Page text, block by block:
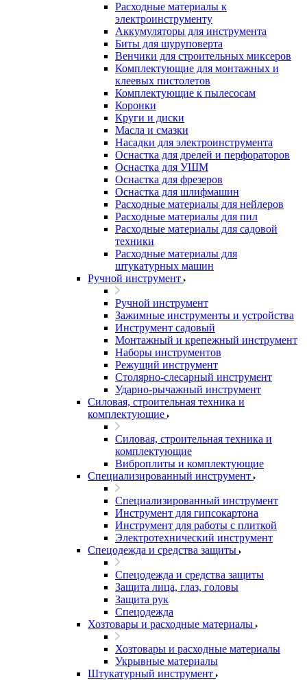
Расходные материалы к
электроинструменту
Аккумуляторы для инструмента
Биты для шуруповерта
Венчики для строительных миксеров
Комплектующие для монтажных и
клеевых пистолетов
Комплектующие к пылесосам
Коронки
Круги и диски
Масла и смазки
Насадки для электроинструмента
Оснастка для дрелей и перфораторов
Оснастка для УШМ
Оснастка для фрезеров
Оснастка для шлифмашин
Расходные материалы для нейлеров
Расходные материалы для пил
Расходные материалы для садовой
техники
Расходные материалы для
штукатурных машин
Ручной инструмент
Ручной инструмент
Зажимные инструменты и устройства
Инструмент садовый
Монтажный и крепежный инструмент
Наборы инструментов
Режущий инструмент
Столярно-слесарный инструмент
Ударно-рычажный инструмент
Силовая, строительная техника и
комплектующие
Силовая, строительная техника и
комплектующие
Виброплиты и комплектующие
Специализированный инструмент
Специализированный инструмент
Инструмент для гипсокартона
Инструмент для работы с плиткой
Электротехнический инструмент
Спецодежда и средства защиты
Спецодежда и средства защиты
Защита лица, глаз, головы
Защита рук
Спецодежда
Хозтовары и расходные материалы
Хозтовары и расходные материалы
Укрывные материалы
Штукатурный инструмент